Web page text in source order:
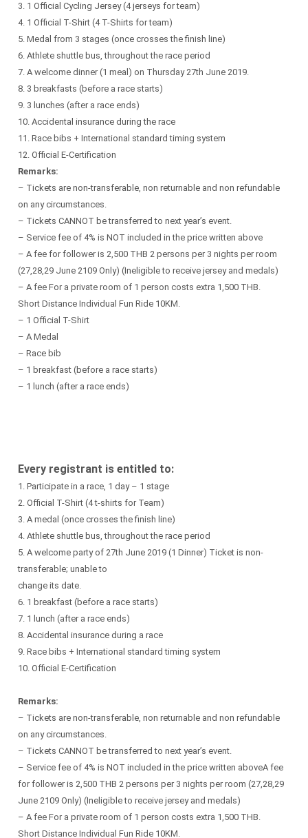
3. 1 Official Cycling Jersey (4 jerseys for team)
4. 1 Official T-Shirt (4 T-Shirts for team)
5. Medal from 3 stages (once crosses the finish line)
6. Athlete shuttle bus, throughout the race period
7. A welcome dinner (1 meal) on Thursday 27th June 2019.
8. 3 breakfasts (before a race starts)
9. 3 lunches (after a race ends)
10. Accidental insurance during the race
11. Race bibs + International standard timing system
12. Official E-Certification
Remarks:
– Tickets are non-transferable, non returnable and non refundable
on any circumstances.
– Tickets CANNOT be transferred to next year’s event.
– Service fee of 4% is NOT included in the price written above
– A fee for follower is 2,500 THB 2 persons per 3 nights per room
(27,28,29 June 2109 Only) (Ineligible to receive jersey and medals)
– A fee For a private room of 1 person costs extra 1,500 THB.
Short Distance Individual Fun Ride 10KM.
– 1 Official T-Shirt
– A Medal
– Race bib
– 1 breakfast (before a race starts)
– 1 lunch (after a race ends)
Every registrant is entitled to:
1. Participate in a race, 1 day – 1 stage
2. Official T-Shirt (4 t-shirts for Team)
3. A medal (once crosses the finish line)
4. Athlete shuttle bus, throughout the race period
5. A welcome party of 27th June 2019 (1 Dinner) Ticket is non-
transferable; unable to
change its date.
6. 1 breakfast (before a race starts)
7. 1 lunch (after a race ends)
8. Accidental insurance during a race
9. Race bibs + International standard timing system
10. Official E-Certification
Remarks:
– Tickets are non-transferable, non returnable and non refundable
on any circumstances.
– Tickets CANNOT be transferred to next year’s event.
– Service fee of 4% is NOT included in the price written aboveA fee
for follower is 2,500 THB 2 persons per 3 nights per room (27,28,29
June 2109 Only) (Ineligible to receive jersey and medals)
– A fee For a private room of 1 person costs extra 1,500 THB.
Short Distance Individual Fun Ride 10KM.